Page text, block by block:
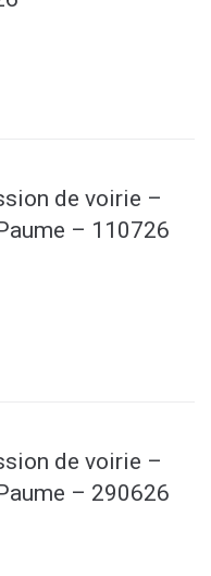
de voirie –
– 110726
de voirie –
– 290626